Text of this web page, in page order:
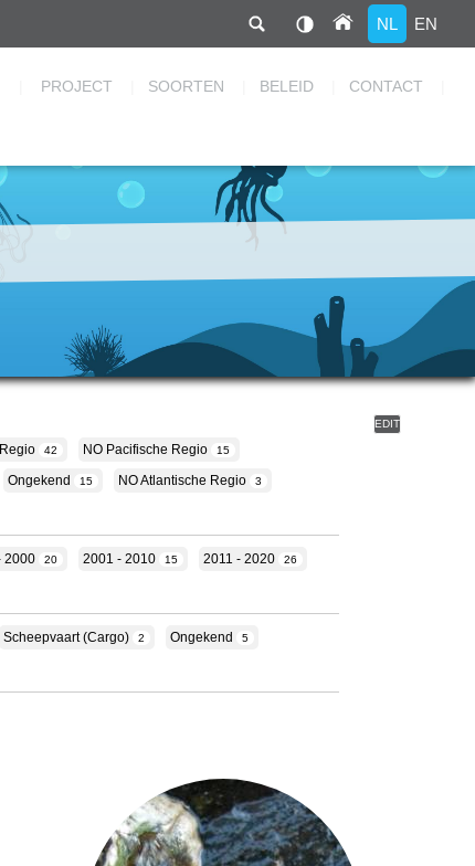
NL EN
PROJECT SOORTEN BELEID CONTACT
EDIT
42 NO Pacifische Regio 15
Ongekend 15 NO Atlantische Regio 3
2000 20 2001 - 2010 15 2011 - 2020 26
Scheepvaart (cargo) 2 Ongekend 5